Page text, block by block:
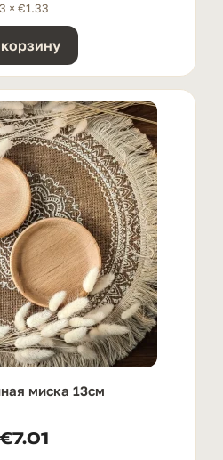
3 × €1.33
миска 13см
€7.01